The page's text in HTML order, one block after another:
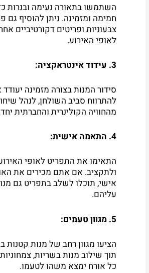
השתמשו בתאורה נעימה ובנרות
חמימה ומזמינה. ניתן להוסיף גם
צבעוניות ופריטים דקורטיביים
לאופי האירוע.
3. עידוד אינטראקציה:
סידור המנות בצורה מזמינה
להתרווח סביב השולחן, לנהל
מהחוויה הקולינרית והחברתית
4. התאמה אישית:
התאימו את התפריט לאופי
ולתקציב. אם אתם מכירים את
אישי, תוכלו לשלב בתפריט גם
עליהם.
5. מגוון טעמים:
הציעו מגוון רחב של מנות קטנות
תוך שילוב מנות בשריות,
כל אורח ימצא משהו לטעמו.